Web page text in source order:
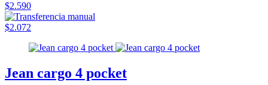
$2.590
$2.072
Jean cargo 4 pocket